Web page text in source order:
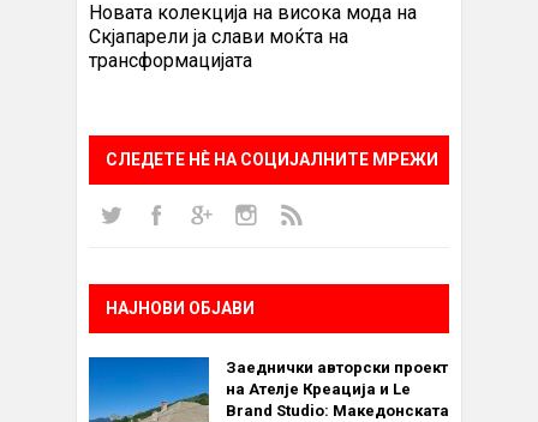
Новата колекција на висока мода на
Скјапарели ја слави моќта на
трансформацијата
СЛЕДЕТЕ НÈ НА СОЦИЈАЛНИТЕ МРЕЖИ
НАЈНОВИ ОБЈАВИ
Заеднички авторски проект
на Ателје Креација и Le
Brand Studio: Македонската